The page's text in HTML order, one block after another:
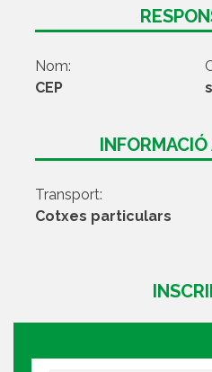
Nom:
CEP
Transport:
Cotxes particulars